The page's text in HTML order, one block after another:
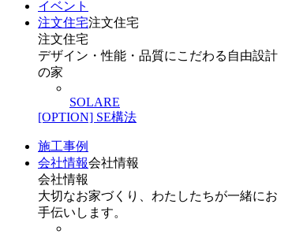
イベント
注文住宅注文住宅
注文住宅
デザイン・性能・品質にこだわる自由設計
の家
SOLARE
[OPTION] SE構法
施工事例
会社情報会社情報
会社情報
大切なお家づくり、わたしたちが一緒にお
手伝いします。